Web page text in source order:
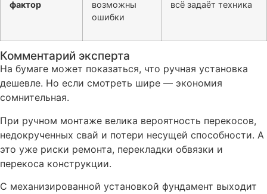
фактор
возможны
ошибки
всё задаёт техника
Комментарий эксперта
На бумаге может показаться, что ручная установка
дешевле. Но если смотреть шире — экономия
сомнительная.
При ручном монтаже велика вероятность перекосов,
недокрученных свай и потери несущей способности. А
это уже риски ремонта, перекладки обвязки и
перекоса конструкции.
С механизированной установкой фундамент выходит